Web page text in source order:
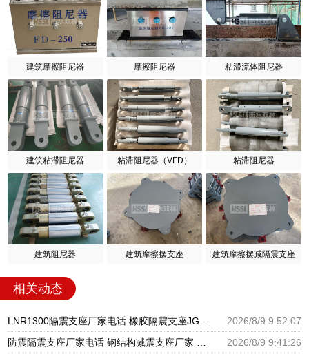
建筑摩擦阻尼器 摩擦阻尼器 粘滞流体阻尼器
建筑粘滞阻尼器 粘滞阻尼器（VFD） 粘滞阻尼器
建筑阻尼器 建筑摩擦摆支座 建筑摩擦摆减隔震支座
相关动态
2026/8/9 9:52:07
2026/8/9 9:41:26